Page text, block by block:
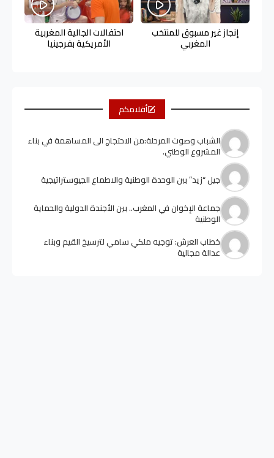
إنجاز غير مسبوق للمنتخب
المغربي
احتفالات الجالية المغربية
الأمريكية بفرجينيا
أقلامكم
الشباب وصوت المرحلة:من الاحتجاج الى المساهمة في بناء
المشروع الوطني.
جيل “زيد” ببن الوحدة الوطنية والاطماع الجيوستراتيجية
جماعة الإخوان في المغرب.. بين الأجندة الدولية والحماية
الوطنية
خطاب العرش: توجيه ملكي سامي لترسيخ القيم وبناء
عدالة مجالية